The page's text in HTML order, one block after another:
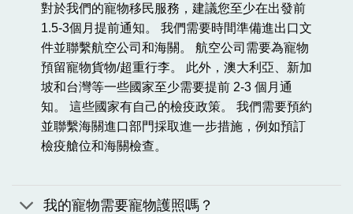
對於我們的寵物移民服務，建議您至少在出發前
1.5-3個月提前通知。 我們需要時間準備進出口文
件並聯繫航空公司和海關。 航空公司需要為寵物
預留寵物貨物/超重行李。 此外，澳大利亞、新加
坡和台灣等一些國家至少需要提前 2-3 個月通
知。 這些國家有自己的檢疫政策。 我們需要預約
並聯繫海關進口部門採取進一步措施，例如預訂
檢疫艙位和海關檢查。
我的寵物需要寵物護照嗎？